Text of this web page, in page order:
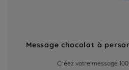
Message chocolat à
Créez votre message